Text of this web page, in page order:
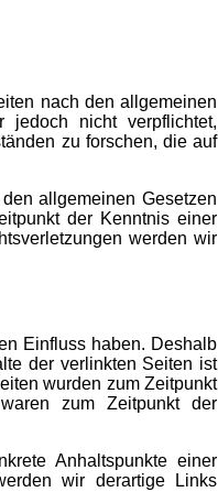
nach den allgemeinen
nicht verpflichtet,
zu forschen, die auf
allgemeinen Gesetzen
der Kenntnis einer
werden wir
Einfluss haben. Deshalb
der verlinkten Seiten ist
wurden zum Zeitpunkt
zum Zeitpunkt der
Anhaltspunkte einer
wir derartige Links